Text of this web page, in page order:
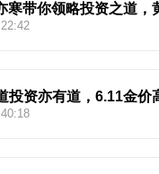
寒带你领略投资之道，
投资亦有道，6.11金价